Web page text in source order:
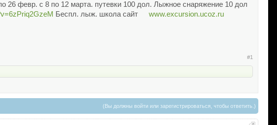
26 февр. с 8 по 12 марта. путевки 100 дол. Лыжное снаряжение 10 дол
Беспл. лыж. школа сайт www.excursion.ucoz.ru
#1
(Вы должны войти или зарегистрироваться, чтобы ответить.)